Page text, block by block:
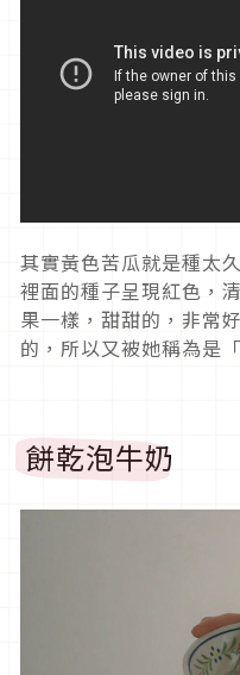
其實黃色苦瓜就是種太
裡面的種子呈現紅色，
果一樣，甜甜的，非常
的，所以又被她稱為是
餅乾泡牛奶